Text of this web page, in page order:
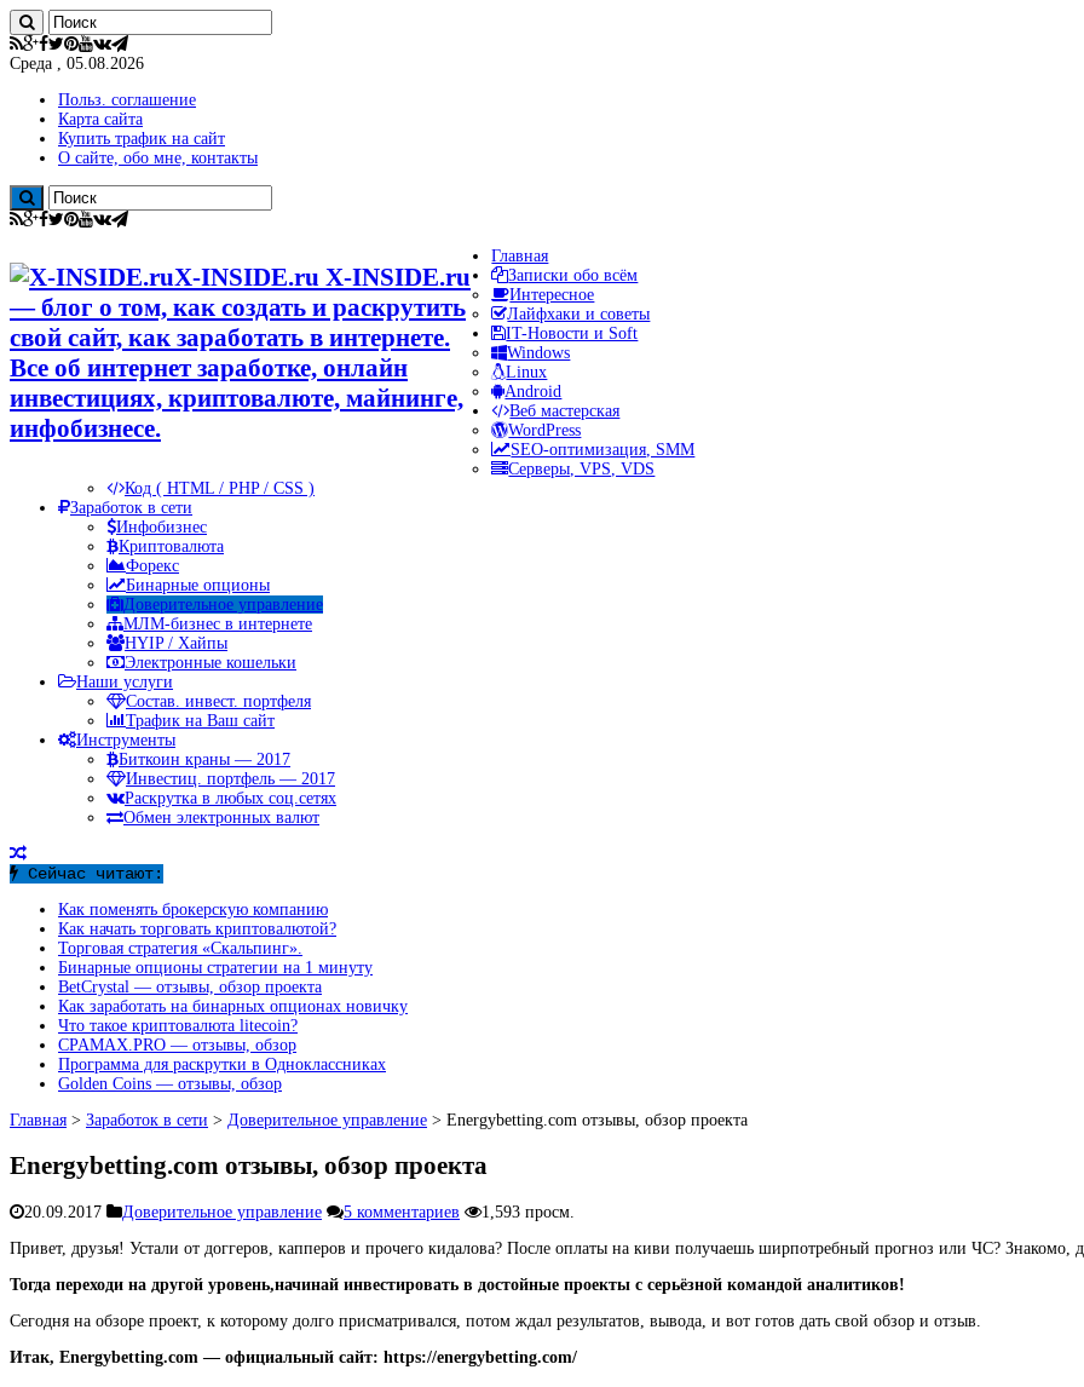
Среда , 05.08.2026
Польз. соглашение
Карта сайта
Купить трафик на сайт
О сайте, обо мне, контакты
X-INSIDE.ru X-INSIDE.ru
— блог о том, как создать и раскрутить
свой сайт, как заработать в интернете.
Все об интернет заработке, онлайн
инвестициях, криптовалюте, майнинге,
инфобизнесе.
Главная
Записки обо всём
Интересное
Лайфхаки и советы
IT-Новости и Soft
Windows
Linux
Android
Веб мастерская
WordPress
SEO-оптимизация, SMM
Серверы, VPS, VDS
Код ( HTML / PHP / CSS )
Заработок в сети
Инфобизнес
Криптовалюта
Форекс
Бинарные опционы
Доверительное управление
МЛМ-бизнес в интернете
HYIP / Хайпы
Электронные кошельки
Наши услуги
Состав. инвест. портфеля
Трафик на Ваш сайт
Инструменты
Биткоин краны — 2017
Инвестиц. портфель — 2017
Раскрутка в любых соц.сетях
Обмен электронных валют
Сейчас читают:
Как поменять брокерскую компанию
Как начать торговать криптовалютой?
Торговая стратегия «Скальпинг».
Бинарные опционы стратегии на 1 минуту
BetCrystal — отзывы, обзор проекта
Как заработать на бинарных опционах новичку
Что такое криптовалюта litecoin?
CPAMAX.PRO — отзывы, обзор
Программа для раскрутки в Одноклассниках
Golden Coins — отзывы, обзор
Главная > Заработок в сети > Доверительное управление > Energybetting.com отзывы, обзор проекта
Energybetting.com отзывы, обзор проекта
20.09.2017 Доверительное управление 5 комментариев
1,593 просм.
Привет, друзья! Устали от доггеров, капперов и прочего кидалова? После оплаты на киви получаешь ширпотребный прогноз или ЧС? Знакомо,
Тогда переходи на другой уровень,начинай инвестировать в достойные проекты с серьёзной командой аналитиков!
Сегодня на обзоре проект, к которому долго присматривался, потом ждал результатов, вывода, и вот готов дать свой обзор и отзыв.
Итак, Energybetting.com — официальный сайт: https://energybetting.com/